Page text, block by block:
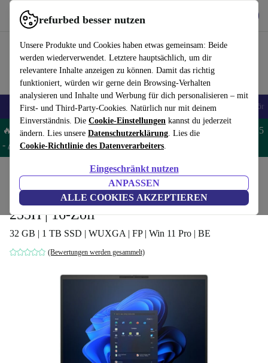
refurbed besser nutzen
Unsere Produkte und Cookies haben etwas gemeinsam: Beide
werden wiederverwendet. Letztere hauptsächlich, um dir
relevantere Inhalte anzeigen zu können. Damit das richtig
funktioniert, würden wir gerne dein Browsing-Verhalten
analysieren und Inhalte und Werbung für dich personalisieren – mit
First- und Third-Party-Cookies. Natürlich nur mit deinem
Einverständnis. Die Cookie-Einstellungen kannst du jederzeit
ändern. Lies unsere Datenschutzerklärung. Lies die
Cookie-Richtlinie des Datenverarbeiters.
Eingeschränkt nutzen
ANPASSEN
ALLE COOKIES AKZEPTIEREN
refurbed schnell und einfach nutzen
🎒 Back to school Handys Laptops Tablets Smartwatches Zubehör
🔥 Spare 5% EXTRA auf MacBooks und iPads – Code: MACPAD5
- AGB
Laptops HP Laptops
HP EliteBook 8 G1i 16 | Core Ultra 7
255H | 16-Zoll
32 GB | 1 TB SSD | WUXGA | FP | Win 11 Pro | BE
(Bewertungen werden gesammelt)